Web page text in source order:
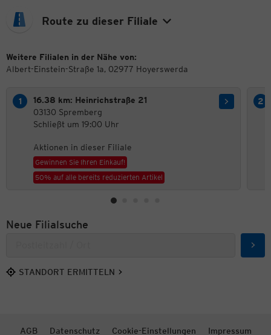
Route zu dieser Filiale
Weitere Filialen in der Nähe von:
Albert-Einstein-Straße 1a, 02977 Hoyerswerda
16.38 km: Heinrichstraße 21
03130 Spremberg
Schließt um 19:00 Uhr
Aktionen in dieser Filiale
Gewinnen Sie Ihren Einkauf!
50% auf alle bereits reduzierten Artikel
Neue Filialsuche
STANDORT ERMITTELN
AGB Datenschutz Cookie-Einstellungen Impressum